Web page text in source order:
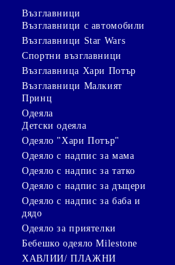
Възглавници
Възглавници с автомобили
Възглавници Star Wars
Спортни възглавници
Възглавница Хари Потър
Възглавници Малкият
Принц
Одеяла
Детски одеяла
Одеяло "Хари Потър"
Одеяло с надпис за мама
Одеяло с надпис за татко
Одеяло с надпис за дъщери
Одеяло с надпис за баба и
дядо
Одеяло за приятелки
Бебешко одеяло Milestone
ХАВЛИИ/ ПЛАЖНИ